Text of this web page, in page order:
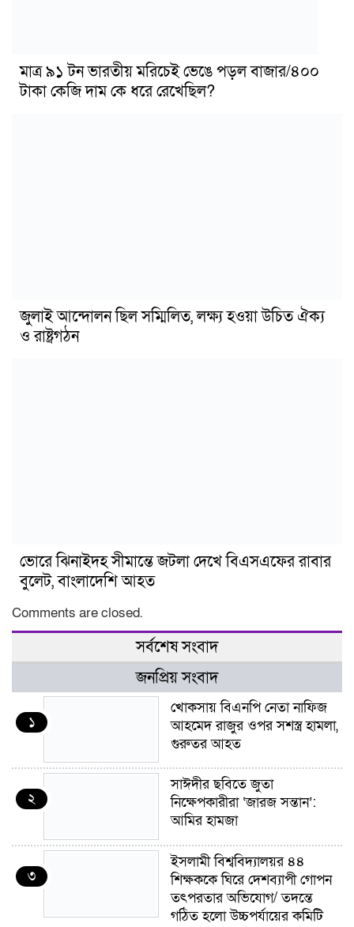
মাত্র ৯১ টন ভারতীয় মরিচেই ভেঙে পড়ল বাজার/৪০০
টাকা কেজি দাম কে ধরে রেখেছিল?
জুলাই আন্দোলন ছিল সম্মিলিত, লক্ষ্য হওয়া উচিত ঐক্য
ও রাষ্ট্রগঠন
ভোরে ঝিনাইদহ সীমান্তে জটলা দেখে বিএসএফের রাবার
বুলেট, বাংলাদেশি আহত
Comments are closed.
সর্বশেষ সংবাদ
জনপ্রিয় সংবাদ
১
খোকসায় বিএনপি নেতা নাফিজ
আহমেদ রাজুর ওপর সশস্ত্র হামলা,
গুরুতর আহত
২
সাঈদীর ছবিতে জুতা
নিক্ষেপকারীরা ‘জারজ সন্তান’:
আমির হামজা
৩
ইসলামী বিশ্ববিদ্যালয়র ৪৪
শিক্ষককে ঘিরে দেশব্যাপী গোপন
তৎপরতার অভিযোগ/ তদন্তে
গঠিত হলো উচ্চপর্যায়ের কমিটি